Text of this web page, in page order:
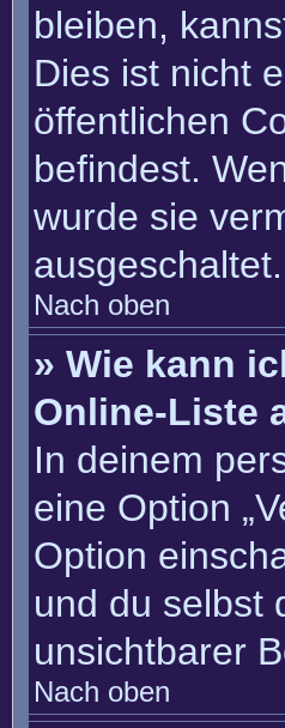
bleiben,
Dies ist nicht
öffentlichen
befindest.
wurde sie
ausgeschaltet.
Nach oben
» Wie kann
Online-Liste
In deinem
eine Option
Option
und du selbst
unsichtbarer
Nach oben